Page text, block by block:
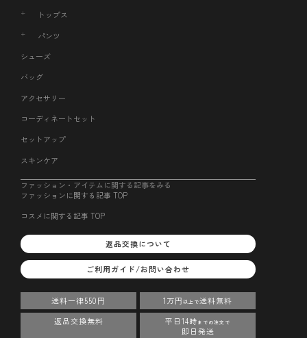
トップス
パンツ
シューズ
バッグ
アクセサリー
コーディネートセット
セットアップ
スキンケア
ファッション・アイテムに関する記事をみる
ファッションに関する記事 TOP
コスメに関する記事 TOP
返品交換について
ご利用ガイド/お問い合わせ
送料一律550円 1万円 以上で送料無料
返品交換無料
平日14時 までの注文で
即日発送